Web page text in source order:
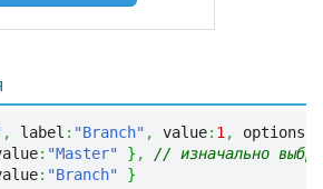
, label : "Branch" , value: 1 , options
: "Master" } ,
// изначально
: "Branch"
}